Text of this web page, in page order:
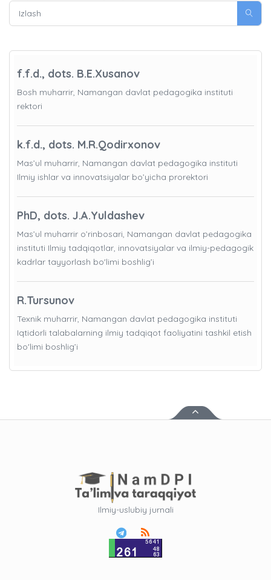
f.f.d., dots. B.E.Xusanov
Bosh muharrir, Namangan davlat pedagogika instituti
rektori
k.f.d., dots. M.R.Qodirxonov
Mas’ul muharrir, Namangan davlat pedagogika instituti
Ilmiy ishlar va innovatsiyalar bo’yicha prorektori
PhD, dots. J.A.Yuldashev
Mas’ul muharrir o’rinbosari, Namangan davlat pedagogika
instituti Ilmiy tadqiqotlar, innovatsiyalar va ilmiy-pedagogik
kadrlar tayyorlash bo'limi boshlig’i
R.Tursunov
Texnik muharrir, Namangan davlat pedagogika instituti
Iqtidorli talabalarning ilmiy tadqiqot faoliyatini tashkil etish
bo'limi boshlig’i
Ilmiy-uslubiy jurnali